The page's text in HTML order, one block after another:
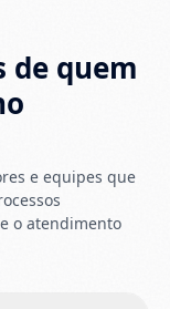
de quem
e equipes que
o atendimento